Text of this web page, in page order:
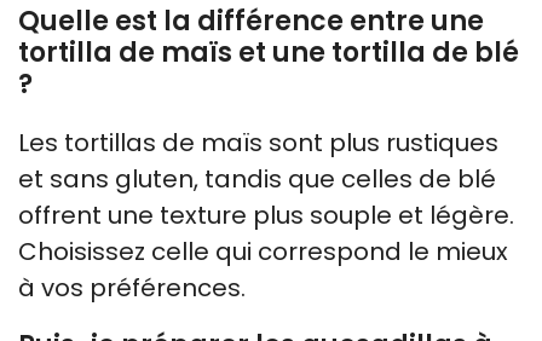
Quelle est la différence entre une
tortilla de maïs et une tortilla de blé
?
Les tortillas de maïs sont plus rustiques
et sans gluten, tandis que celles de blé
offrent une texture plus souple et légère.
Choisissez celle qui correspond le mieux
à vos préférences.